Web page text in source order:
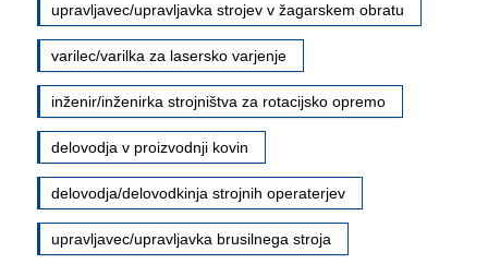
upravljavec/upravljavka strojev v žagarskem obratu
varilec/varilka za lasersko varjenje
inženir/inženirka strojništva za rotacijsko opremo
delovodja v proizvodnji kovin
delovodja/delovodkinja strojnih operaterjev
upravljavec/upravljavka brusilnega stroja